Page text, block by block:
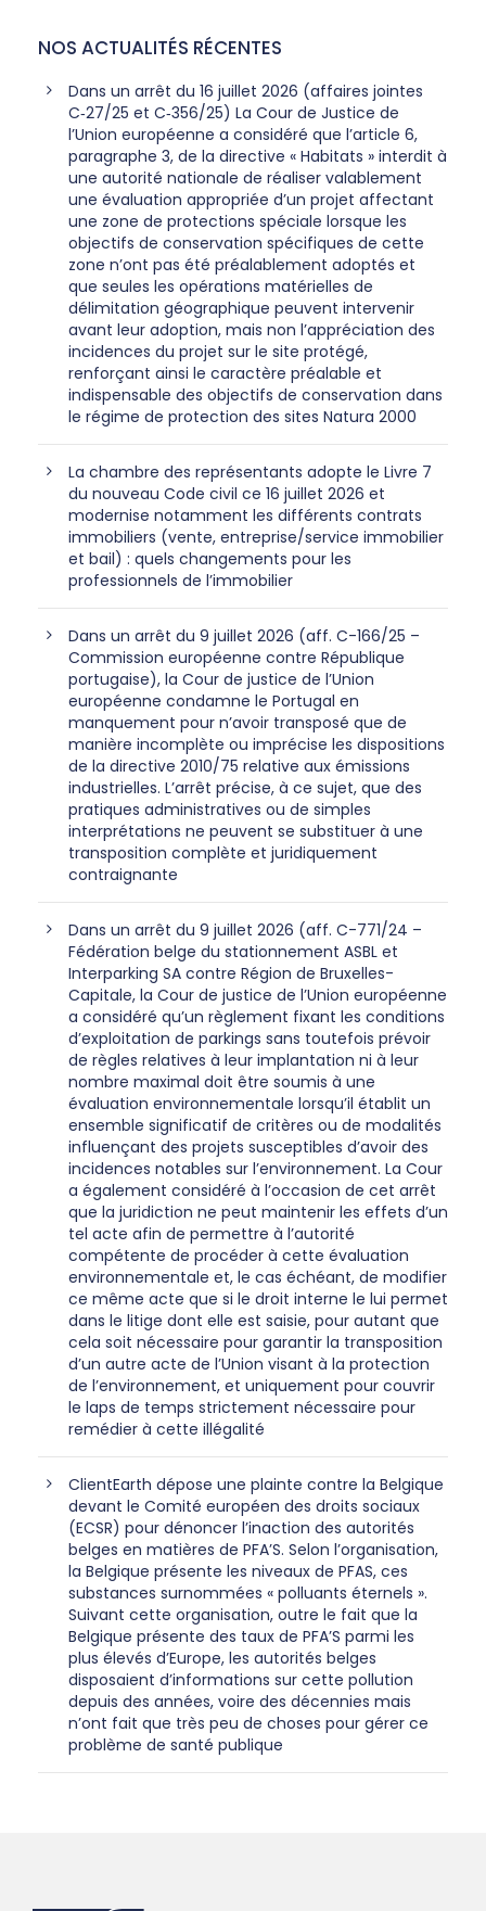
NOS ACTUALITÉS RÉCENTES
Dans un arrêt du 16 juillet 2026 (affaires jointes
C‑27/25 et C‑356/25) La Cour de Justice de
l’Union européenne a considéré que l’article 6,
paragraphe 3, de la directive « Habitats » interdit à
une autorité nationale de réaliser valablement
une évaluation appropriée d’un projet affectant
une zone de protections spéciale lorsque les
objectifs de conservation spécifiques de cette
zone n’ont pas été préalablement adoptés et
que seules les opérations matérielles de
délimitation géographique peuvent intervenir
avant leur adoption, mais non l’appréciation des
incidences du projet sur le site protégé,
renforçant ainsi le caractère préalable et
indispensable des objectifs de conservation dans
le régime de protection des sites Natura 2000
La chambre des représentants adopte le Livre 7
du nouveau Code civil ce 16 juillet 2026 et
modernise notamment les différents contrats
immobiliers (vente, entreprise/service immobilier
et bail) : quels changements pour les
professionnels de l’immobilier
Dans un arrêt du 9 juillet 2026 (aff. C-166/25 –
Commission européenne contre République
portugaise), la Cour de justice de l’Union
européenne condamne le Portugal en
manquement pour n’avoir transposé que de
manière incomplète ou imprécise les dispositions
de la directive 2010/75 relative aux émissions
industrielles. L’arrêt précise, à ce sujet, que des
pratiques administratives ou de simples
interprétations ne peuvent se substituer à une
transposition complète et juridiquement
contraignante
Dans un arrêt du 9 juillet 2026 (aff. C-771/24 –
Fédération belge du stationnement ASBL et
Interparking SA contre Région de Bruxelles-
Capitale, la Cour de justice de l’Union européenne
a considéré qu’un règlement fixant les conditions
d’exploitation de parkings sans toutefois prévoir
de règles relatives à leur implantation ni à leur
nombre maximal doit être soumis à une
évaluation environnementale lorsqu’il établit un
ensemble significatif de critères ou de modalités
influençant des projets susceptibles d’avoir des
incidences notables sur l’environnement. La Cour
a également considéré à l’occasion de cet arrêt
que la juridiction ne peut maintenir les effets d’un
tel acte afin de permettre à l’autorité
compétente de procéder à cette évaluation
environnementale et, le cas échéant, de modifier
ce même acte que si le droit interne le lui permet
dans le litige dont elle est saisie, pour autant que
cela soit nécessaire pour garantir la transposition
d’un autre acte de l’Union visant à la protection
de l’environnement, et uniquement pour couvrir
le laps de temps strictement nécessaire pour
remédier à cette illégalité
ClientEarth dépose une plainte contre la Belgique
devant le Comité européen des droits sociaux
(ECSR) pour dénoncer l’inaction des autorités
belges en matières de PFA’S. Selon l’organisation,
la Belgique présente les niveaux de PFAS, ces
substances surnommées « polluants éternels ».
Suivant cette organisation, outre le fait que la
Belgique présente des taux de PFA’S parmi les
plus élevés d’Europe, les autorités belges
disposaient d’informations sur cette pollution
depuis des années, voire des décennies mais
n’ont fait que très peu de choses pour gérer ce
problème de santé publique